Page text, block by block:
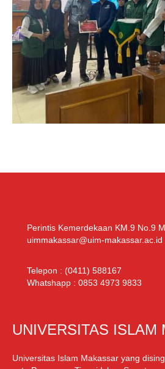
Perintis Kemerdekaan KM.9 No.9
uimmakassar@uim-
Telepon : (0411) 588167
Whatshapp : 0853 4973 9833
UNIVERSITAS ISLAM
Universitas Islam Makassar yang